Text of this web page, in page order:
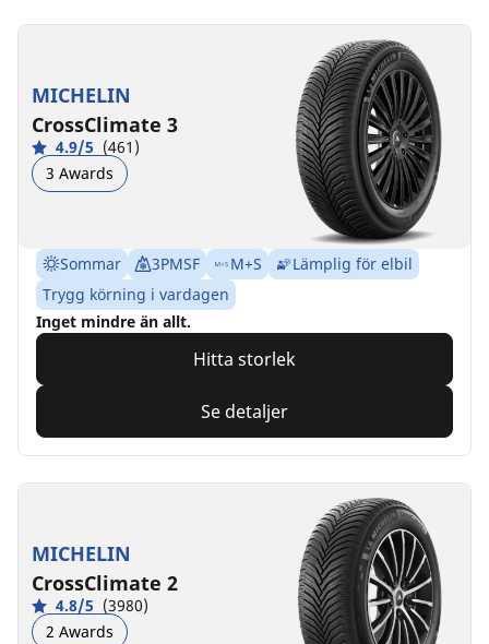
MICHELIN
CrossClimate 3
4.9/5 (461)
3 Awards
Sommar 3PMSF M+S
Lämplig för elbil
Trygg körning i vardagen
Inget mindre än allt.
Hitta storlek
Se detaljer
MICHELIN
CrossClimate 2
4.8/5 (3980)
2 Awards